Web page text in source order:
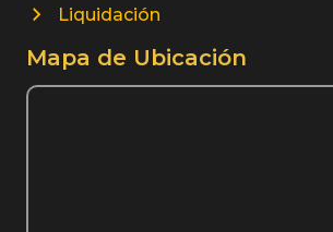
Liquidación
Mapa de Ubicación